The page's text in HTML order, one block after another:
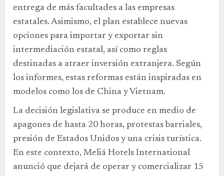
entrega de más facultades a las empresas
estatales. Asimismo, el plan establece nuevas
opciones para importar y exportar sin
intermediación estatal, así como reglas
destinadas a atraer inversión extranjera. Según
los informes, estas reformas están inspiradas en
modelos como los de China y Vietnam.
La decisión legislativa se produce en medio de
apagones de hasta 20 horas, protestas barriales,
presión de Estados Unidos y una crisis turística.
En este contexto, Meliá Hotels International
anunció que dejará de operar y comercializar 15